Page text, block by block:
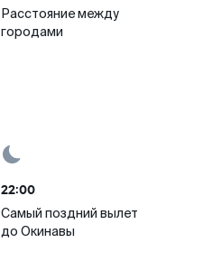
Расстояние между
городами
22:00
Самый поздний вылет
до Окинавы